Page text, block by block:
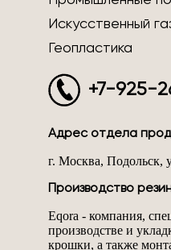
Искусственный
Геопластика
+7-925-
Адрес отдела
г. Москва, Подольск,
Производство
Eqora - компания,
производстве и
крошки, а также